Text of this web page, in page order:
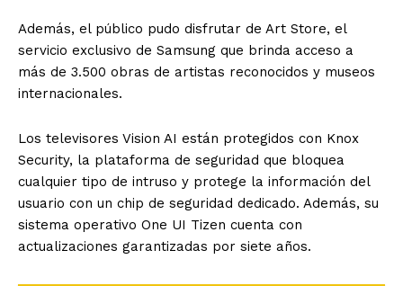
Además, el público pudo disfrutar de Art Store, el
servicio exclusivo de Samsung que brinda acceso a
más de 3.500 obras de artistas reconocidos y museos
internacionales.
Los televisores Vision AI están protegidos con Knox
Security, la plataforma de seguridad que bloquea
cualquier tipo de intruso y protege la información del
usuario con un chip de seguridad dedicado. Además, su
sistema operativo One UI Tizen cuenta con
actualizaciones garantizadas por siete años.